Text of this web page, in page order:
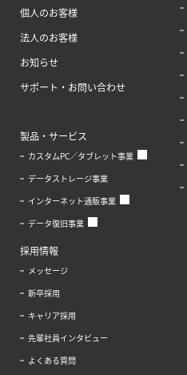
個人のお客様
法人のお客様
お知らせ
サポート・お問い合わせ
製品・サービス
カスタムPC／タブレット事業
データストレージ事業
インターネット通販事業
データ復旧事業
採用情報
メッセージ
新卒採用
キャリア採用
先輩社員インタビュー
よくある質問